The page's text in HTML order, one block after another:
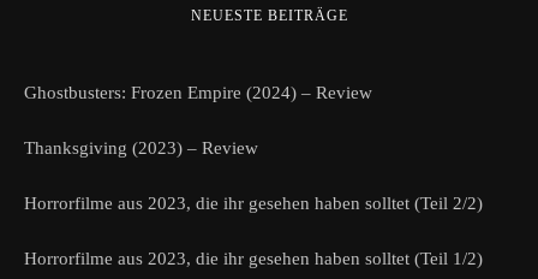
NEUESTE BEITRÄGE
Ghostbusters: Frozen Empire (2024) – Review
Thanksgiving (2023) – Review
Horrorfilme aus 2023, die ihr gesehen haben solltet (Teil 2/2)
Horrorfilme aus 2023, die ihr gesehen haben solltet (Teil 1/2)